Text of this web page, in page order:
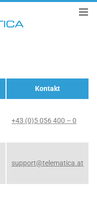
Kontakt
+43 (0)5 056 400 – 0
support@telematica.at